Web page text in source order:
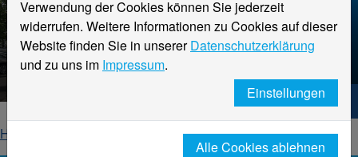
Fachbereich
Wirtschaftswissenschaften
Hochschule Niederrhein. Dein Weg.
Home
Wirtschaftswissenschaften
Verwendung der Cookies können Sie jederzeit
widerrufen. Weitere Informationen zu Cookies auf dieser
Website finden Sie in unsererDatenschutzerklärung
und zu uns im Impressum.
Einstellungen
Alle Cookies ablehnen